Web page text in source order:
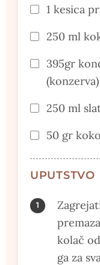
1 kesica
250 ml
395gr
(konzerva)
250 ml
50 gr
UPUTSTVO
kolač
ga za